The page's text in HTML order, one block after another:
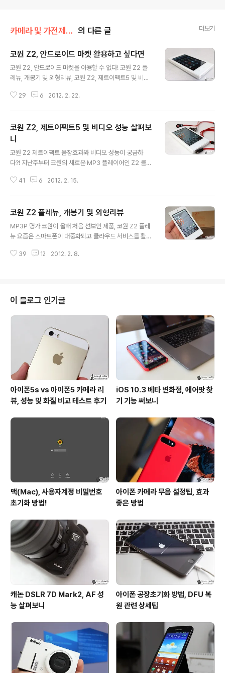
카메라 및 가전제품 리뷰/> 코원 Z2 플레뉴 의 다른 글 더보기
코원 Z2, 안드로이드 마켓 활용하고 싶다면
코원 Z2, 안드로이드 마켓을 이용할 수 없다! 코원 Z2 플
레뉴, 개봉기 및 외형리뷰, 코원 Z2, 제트이펙트5 및 비디
P3 플레이어인 코원 Z2 플레뉴와 관련된 정보를 소개한
되는 것들과 더불어 안드로이드 OS 특유의 확장성 있는 활
용이 가능하도록 Z2 에 안드로이드 마켓을 설치하는 방법
등을 이야기해 보도록 하겠습니다. 그런데, 여기서 의아하
게 생각하시는 분들 계실 겁니다. 안드로이드OS 를 채택한
플레이어인데 마켓(Market)을 설치하는 방법을 이야기한
다?! 다른 글에서 잠시 언급한 적 있지만, 코원 Z2 플레뉴
29 6 2012. 2. 22.
코원 Z2, 제트이펙트5 및 비디오 성능 살펴보
니
코원 Z2 제트이펙트 음장효과와 비디오 성능이 궁금하
다?! 지난주부터 코원의 새로운 MP3 플레이어인 Z2 를
리뷰 포스팅에서는 제목 그대로 개봉기, Z2 의 디자인, 외
그래서 본문에서는 코원 Z2 의 특장점 중 하나인 제트이펙
트(JetEffect) 5.0 음장 효과와 Full HD 를 지원하는 비
디오 성능 등에 대해 이야기를 해 보려고 합니다. 지금까지
으로는 수 많은 시행착오와 수정/보완으로 다듬어진 최신
41 6 2012. 2. 15.
코원 Z2 플레뉴, 개봉기 및 외형리뷰
MP3P 명가 코원이 올해 처음 선보인 제품, 코원 Z2 플레
뉴 요즘은 스마트폰이 대중화되고 클라우드 서비스를 활용
는 경우가 상당히 줄었는데요. 실제로, 작년말 소개된 한 기
P 만의 고유 음장이라던지 무손실 음원(APE, FLAC 등)을
통한 고음질의 음악감상 등의 이유로 여전히 MP3 플레이
어를 애용하는 분들도 많으실텐데요. 개인적으로도 그러했
지만 그런 분들이 최근 가장 관심 갖을만한 제품 중 하나로
는 MP3P 의 명가인 코원에서 선보인 'Z2 플레뉴' 를 꼽을
수 있을 겁니다. ..
39 12 2012. 2. 8.
이 블로그 인기글
아이폰5s vs 아이폰5 카메라 리
뷰, 성능 및 화질 비교 테스트 후기
iOS 10.3 베타 변화점, 에어팟 찾
기 기능 써보니
맥(Mac), 사용자계정 비밀번호
초기화 방법!
아이폰 카메라 무음 설정팁, 효과
좋은 방법
캐논 DSLR 7D Mark2, AF 성
능 살펴보니
아이폰 공장초기화 방법, DFU 복
원 관련 상세팁